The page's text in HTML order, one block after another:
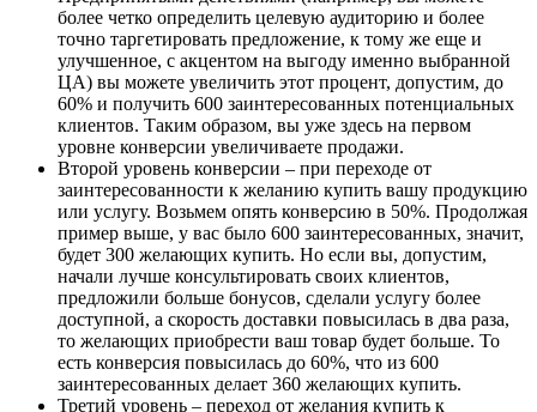
более четко определить целевую аудиторию и более
точно таргетировать предложение, к тому же еще и
улучшенное, с акцентом на выгоду именно выбранной
ЦА) вы можете увеличить этот процент, допустим, до
60% и получить 600 заинтересованных потенциальных
клиентов. Таким образом, вы уже здесь на первом
уровне конверсии увеличиваете продажи.
Второй уровень конверсии – при переходе от
заинтересованности к желанию купить вашу продукцию
или услугу. Возьмем опять конверсию в 50%. Продолжая
пример выше, у вас было 600 заинтересованных, значит,
будет 300 желающих купить. Но если вы, допустим,
начали лучше консультировать своих клиентов,
предложили больше бонусов, сделали услугу более
доступной, а скорость доставки повысилась в два раза,
то желающих приобрести ваш товар будет больше. То
есть конверсия повысилась до 60%, что из 600
заинтересованных делает 360 желающих купить.
Третий уровень – переход от желания купить к